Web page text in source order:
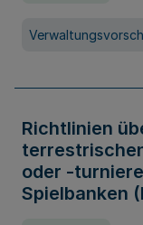
Richtlinien
oder -
Spielbanken